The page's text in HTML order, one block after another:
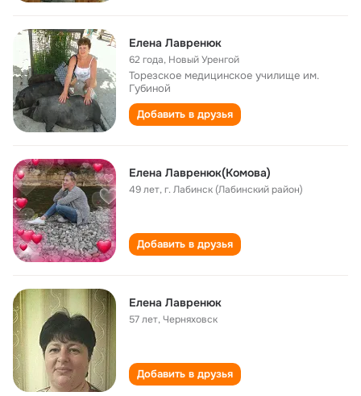
Елена Лавренюк
62 года, Новый Уренгой
Торезское медицинское училище им.
Губиной
Добавить в друзья
Елена Лавренюк(Комова)
49 лет,г. Лабинск (Лабинский район)
Добавить в друзья
Елена Лавренюк
57 лет,Черняховск
Добавить в друзья